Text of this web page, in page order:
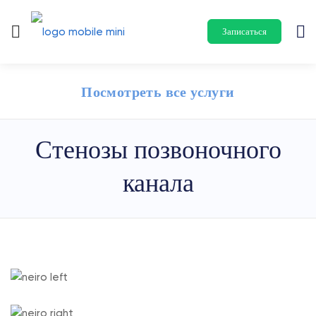
Записаться
Посмотреть все услуги
Стенозы позвоночного
канала